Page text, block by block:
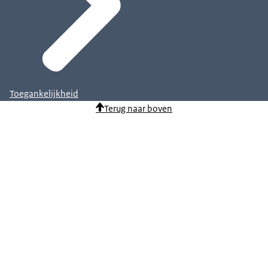
Toegankelijkheid
Terug naar boven